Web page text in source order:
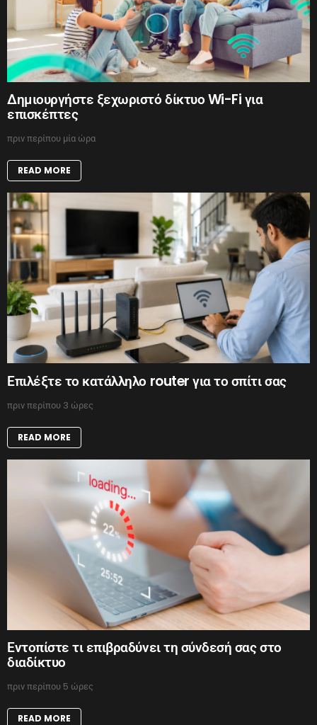
Δημιουργήστε ξεχωριστό δίκτυο Wi-Fi για
επισκέπτες
πριν περίπου μία ώρα
READ MORE
Επιλέξτε το κατάλληλο router για το σπίτι σας
πριν περίπου 3 ώρες
READ MORE
Εντοπίστε τι επιβραδύνει τη σύνδεσή σας στο
διαδίκτυο
πριν περίπου 5 ώρες
READ MORE